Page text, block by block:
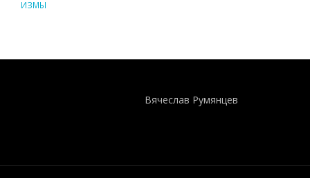
ИЗМЫ
Вячеслав Румянцев